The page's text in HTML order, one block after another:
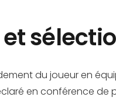
du joueur en
en conférence de